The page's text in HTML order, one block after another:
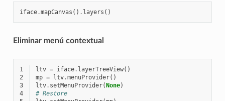
iface.mapCanvas () . layers ()
Eliminar menú contextual
1 ltv = iface. layerTreeView()
2
mp = ltv.menuProvider()
3
ltv. setMenuProvider(None)
4
# Restore